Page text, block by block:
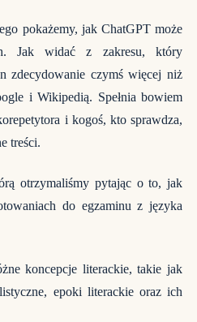
pokażemy, jak ChatGPT może
Jak widać z zakresu, który
zdecydowanie czymś więcej niż
i Wikipedią. Spełnia bowiem
i kogoś, kto sprawdza,
treści.
otrzymaliśmy pytając o to, jak
do egzaminu z języka
koncepcje literackie, takie jak
epoki literackie oraz ich